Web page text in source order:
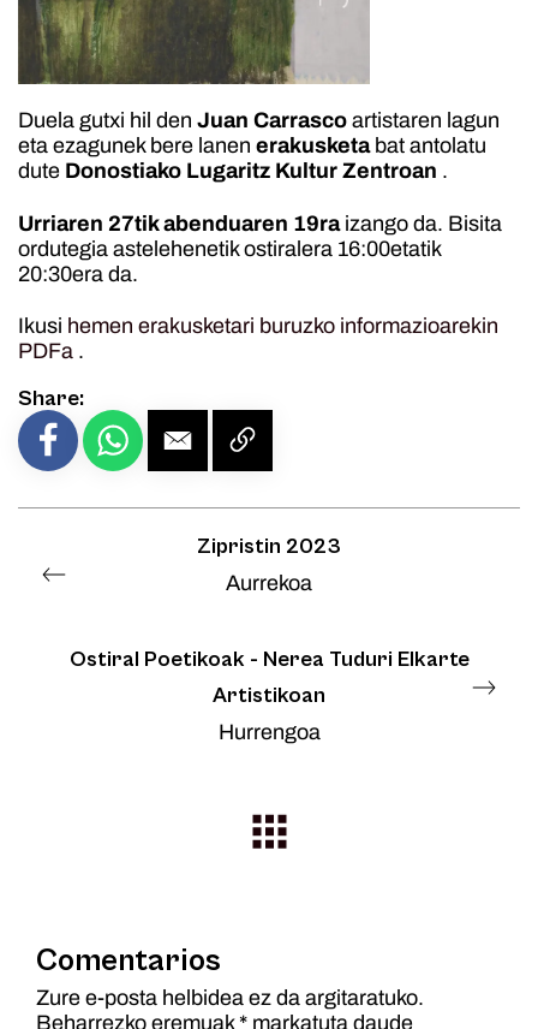
Duela gutxi hil den Juan Carrasco artistaren lagun
eta ezagunek bere lanen erakusketabat antolatu
dute Donostiako Lugaritz Kultur Zentroan .
Urriaren 27tik abenduaren 19raizango da. Bisita
ordutegia astelehenetik ostiralera 16:00etatik
20:30era da.
Ikusi hemen erakusketari buruzko informazioarekin
PDFa .
Share:
Zipristin 2023
Aurrekoa
Ostiral Poetikoak - Nerea Tuduri Elkarte
Artistikoan
Hurrengoa
Comentarios
Zure e-posta helbidea ez da argitaratuko.
Beharrezko eremuak * markatuta daude